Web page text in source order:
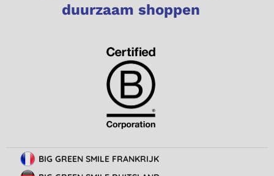
duurzaam shoppen
BIG GREEN SMILE FRANKRIJK